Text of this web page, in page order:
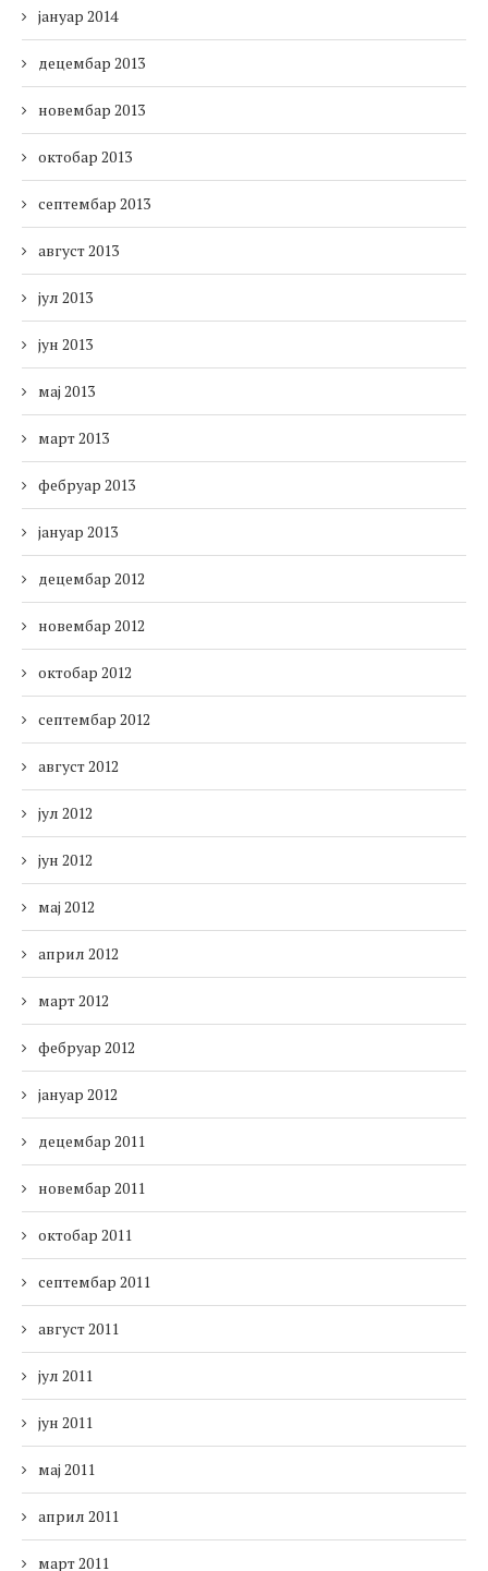
јануар 2014
децембар 2013
новембар 2013
октобар 2013
септембар 2013
август 2013
јул 2013
јун 2013
мај 2013
март 2013
фебруар 2013
јануар 2013
децембар 2012
новембар 2012
октобар 2012
септембар 2012
август 2012
јул 2012
јун 2012
мај 2012
април 2012
март 2012
фебруар 2012
јануар 2012
децембар 2011
новембар 2011
октобар 2011
септембар 2011
август 2011
јул 2011
јун 2011
мај 2011
април 2011
март 2011